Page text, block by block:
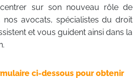
sur son nouveau rôle de
nos avocats, spécialistes du droit
et vous guident ainsi dans la
ci-dessous pour obtenir